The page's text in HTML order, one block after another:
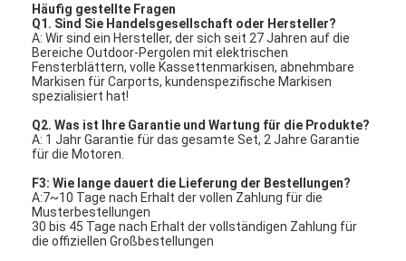
Häufig gestellte Fragen
Q1. Sind Sie Handelsgesellschaft oder Hersteller?
A: Wir sind ein Hersteller, der sich seit 27 Jahren auf die
Bereiche Outdoor-Pergolen mit elektrischen
Fensterblättern, volle Kassettenmarkisen, abnehmbare
Markisen für Carports, kundenspezifische Markisen
spezialisiert hat!
Q2. Was ist Ihre Garantie und Wartung für die Produkte?
A: 1 Jahr Garantie für das gesamte Set, 2 Jahre Garantie
für die Motoren.
F3: Wie lange dauert die Lieferung der Bestellungen?
A:7~10 Tage nach Erhalt der vollen Zahlung für die
Musterbestellungen
30 bis 45 Tage nach Erhalt der vollständigen Zahlung für
die offiziellen Großbestellungen